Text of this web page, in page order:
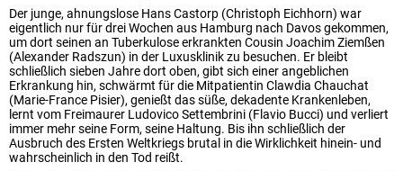
Der junge, ahnungslose Hans Castorp (Christoph Eichhorn) war
eigentlich nur für drei Wochen aus Hamburg nach Davos gekommen,
um dort seinen an Tuberkulose erkrankten Cousin Joachim Ziemßen
(Alexander Radszun) in der Luxusklinik zu besuchen. Er bleibt
schließlich sieben Jahre dort oben, gibt sich einer angeblichen
Erkrankung hin, schwärmt für die Mitpatientin Clawdia Chauchat
(Marie-France Pisier), genießt das süße, dekadente Krankenleben,
lernt vom Freimaurer Ludovico Settembrini (Flavio Bucci) und verliert
immer mehr seine Form, seine Haltung. Bis ihn schließlich der
Ausbruch des Ersten Weltkriegs brutal in die Wirklichkeit hinein- und
wahrscheinlich in den Tod reißt.